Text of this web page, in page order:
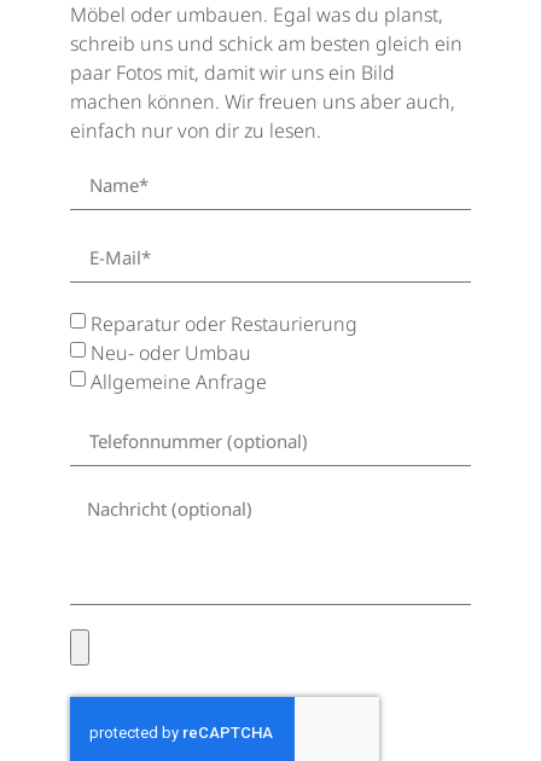
Möbel oder umbauen. Egal was du planst,
schreib uns und schick am besten gleich ein
paar Fotos mit, damit wir uns ein Bild
machen können. Wir freuen uns aber auch,
einfach nur von dir zu lesen.
Reparatur oder Restaurierung
Neu- oder Umbau
Allgemeine Anfrage